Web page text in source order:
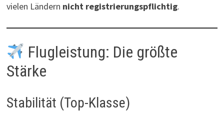
vielen Ländern nicht registrierungspflichtig.
Flugleistung: Die größte
Stärke
Stabilität (Top-Klasse)